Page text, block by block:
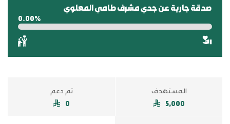
صدقة جارية عن جدي مشرف طامي المعلوي
0.00%
المستهدف
5,000
تم دعم
0